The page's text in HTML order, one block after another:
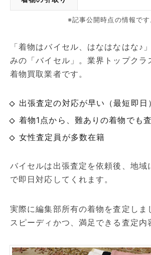
※記事公開時点の情報です
「着物はバイセル、はなはなはな♪
みの「バイセル」。業界トップクラ
着物買取業者です。
出張査定の対応が早い（最短即日）
着物1点から、難ありの着物でも
女性査定員が多数在籍
バイセルは出張査定を依頼後、地域
で即日対応してくれます。
実際に編集部所有の着物を査定しま
スピーディかつ、満足できる査定内